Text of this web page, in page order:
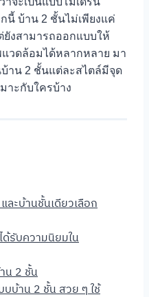
บ้าน 2 ชั้นไม่เพียงแค่
ยังสามารถออกแบบให้
วดล้อมได้หลากหลาย มา
าน 2 ชั้นแต่ละสไตล์มีจุด
าะกับใครบ้าง
ละบ้านชั้นเดียวเลือก
ด้รับความนิยมใน
น 2 ชั้น
บบ้าน 2 ชั้น สวย ๆ ใช้